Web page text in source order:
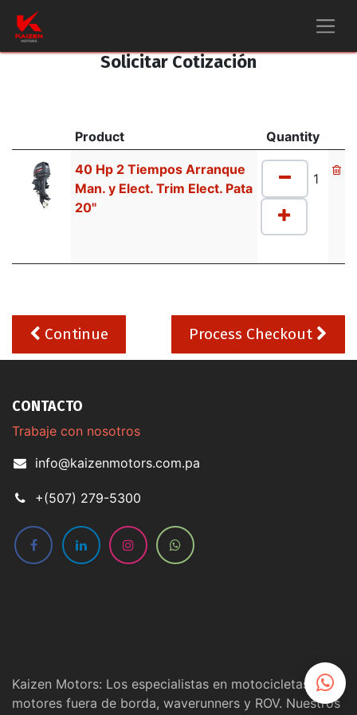
Solicitar Cotización
Product Quantity
40 Hp 2 Tiempos Arranque
Man. y Elect. Trim Elect. Pata
20"
Continue Process Checkout
CONTACTO
Trabaje con nosotros
info@kaizenmotors.com.pa
+(507) 279-5300
Kaizen Motors: Los especialistas en motocicletas,
motores fuera de borda, waverunners y ROV. Nuestros